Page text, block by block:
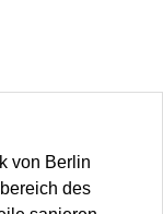
von Berlin
des